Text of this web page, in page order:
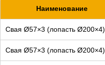
Наименование
Свая Ø57×3 (лопасть Ø200×4)
Свая Ø57×3 (лопасть Ø200×4)